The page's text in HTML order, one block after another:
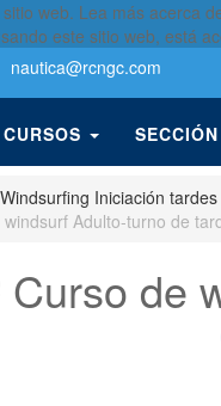
web. Lea más acerca
este sitio web, está
nautica@rcngc.com
CURSOS
Windsurfing Iniciación tardes
windsurf Adulto-turno de
Curso de